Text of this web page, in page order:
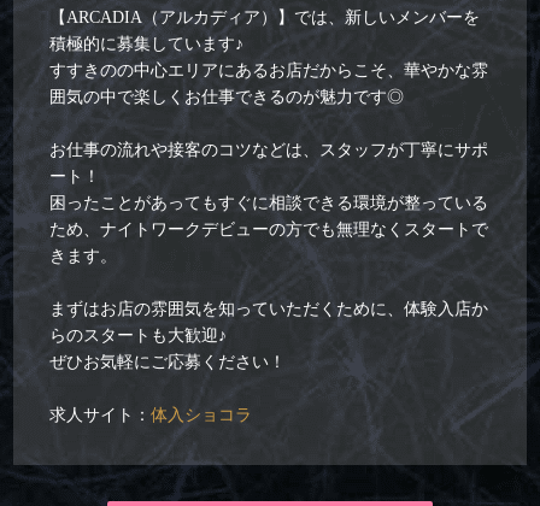
【ARCADIA（アルカディア）】では、新しいメンバーを
積極的に募集しています♪
すすきのの中心エリアにあるお店だからこそ、華やかな雰
囲気の中で楽しくお仕事できるのが魅力です◎
お仕事の流れや接客のコツなどは、スタッフが丁寧にサポ
ート！
困ったことがあってもすぐに相談できる環境が整っている
ため、ナイトワークデビューの方でも無理なくスタートで
きます。
まずはお店の雰囲気を知っていただくために、体験入店か
らのスタートも大歓迎♪
ぜひお気軽にご応募ください！
求人サイト：体入ショコラ